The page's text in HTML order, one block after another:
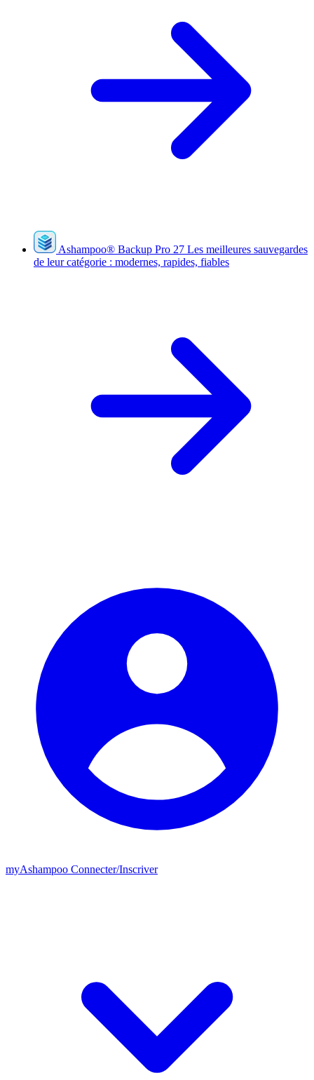
Ashampoo® Backup Pro 27 Les meilleures sauvegardes
de leur catégorie : modernes, rapides, fiables
myAshampoo Connecter/Inscriver